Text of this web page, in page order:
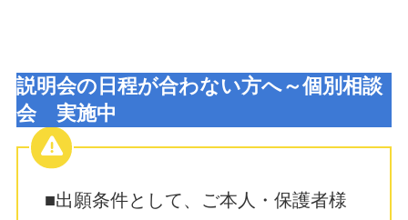
説明会の日程が合わない方へ～個別相談
会 実施中
■出願条件として、ご本人・保護者様